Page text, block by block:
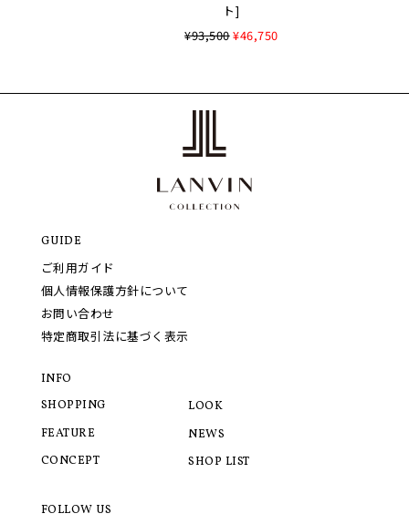
ト]
¥93,500¥46,750
GUIDE
ご利用ガイド
個人情報保護方針について
お問い合わせ
特定商取引法に基づく表示
INFO
SHOPPING
FEATURE
CONCEPT
LOOK
NEWS
SHOP LIST
FOLLOW US